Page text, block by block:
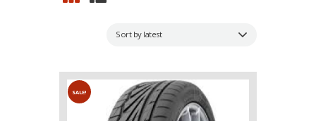
SALE!